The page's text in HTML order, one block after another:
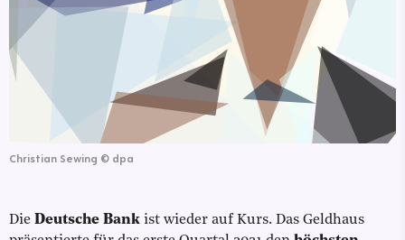
Christian Sewing © dpa
Die Deutsche Bank ist wieder auf Kurs. Das Geldhaus